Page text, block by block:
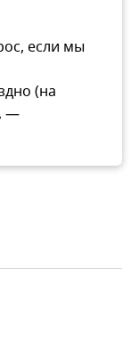
если мы
(на
—